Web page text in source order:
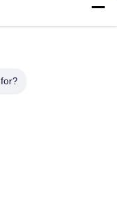
Switch-
flexibele kaart
1 TA-